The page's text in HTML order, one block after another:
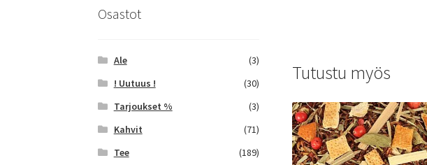
Tutustu myös
Osastot
Ale
(3)
! Uutuus !
(30)
Tarjoukset %
(3)
Kahvit
(71)
Tee
(189)